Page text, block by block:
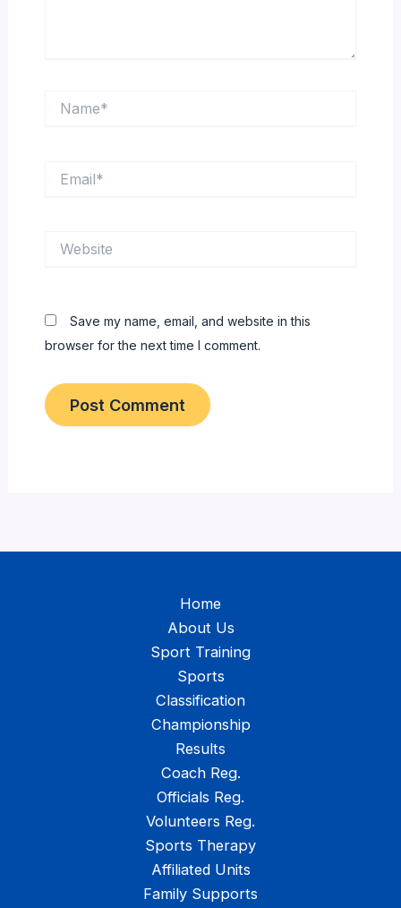
Save my name, email, and website in this
browser for the next time I comment.
Home
About Us
Sport Training
Sports
Classification
Championship
Results
Coach Reg.
Officials Reg.
Volunteers Reg.
Sports Therapy
Affiliated Units
Family Supports